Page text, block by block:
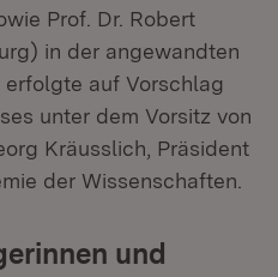
Prof. Dr. Robert
in der angewandten
erfolgte auf Vorschlag
unter dem Vorsitz von
Kräusslich, Präsident
der Wissenschaften.
und